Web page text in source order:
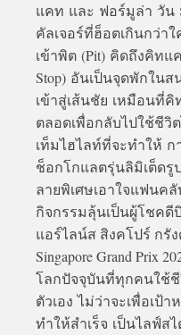
แคท และ ฟอร์มูล่า วัน
คัลเจอร์ที่ฮ็อตเกินกว่า
เข้าพิต (Pit) คิดถึงคิทแ
Stop) อันเป็นจุดพักใน
เข้าสู่เส้นชัย เหมือนที่
ตลอดเพื่อกลับไปใช้ชีวิ
เท็มไฮไลท์ที่จะทำให้ ก
ช็อกโกแลตรุ่นลิมิเต็ดรู
ลายพิเศษเอาใจแฟนค
กิจกรรมลุ้นเป็นผู้โชค
แอร์ไลน์ส สิงคโปร์ กรัง
Singapore Grand
โลกปัจจุบันที่ทุกคนใช้ชี
ตัวเอง ไม่ว่าจะเพื่อเป้
ทำให้สำเร็จ เป็นไลฟ์ส